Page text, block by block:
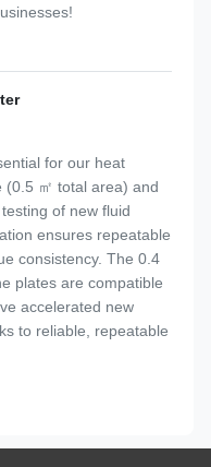
for our heat
(0.5 ㎡ total area) and
of new fluid
ensures repeatable
consistency. The 0.4
plates are compatible
accelerated new
to reliable, repeatable